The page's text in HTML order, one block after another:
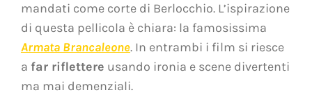
mandati come corte di Berlocchio. L’ispirazione
di questa pellicola è chiara: la famosissima
Armata Brancaleone. In entrambi i film si riesce
a far riflettere usando ironia e scene divertenti
ma mai demenziali.